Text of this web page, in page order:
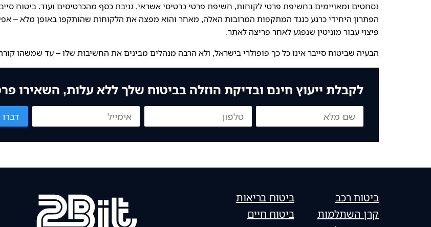
נסחטים ומאויימים בחשיפת פרטי לקוחות, חשיפת פרטי כרטיסי אשראי, גניבת כסף מהכרטיסים ועוד. ביטוח
הפתרון היחידי כרגע כנגד המתקפות המרובות האלה, מאחר והוא מפצה את הלקוחות שהותקפו באופן מלא –
פיצוי עבור מוניטין שנפגע לאחר פריצה לאתר.
הבעיה שביטוח סייבר אינו כל כך פופולרי בישראל, ולא הרבה מנהלים מבינים את החשיבות שלו – עד שמשהו
לקבלת ייעוץ חינם ובדיקת הוזלה בביטוח שלך ללא עלות, השאירו
ביטוח רכב
קרן השתלמות
ביטוח בריאות
ביטוח חיים